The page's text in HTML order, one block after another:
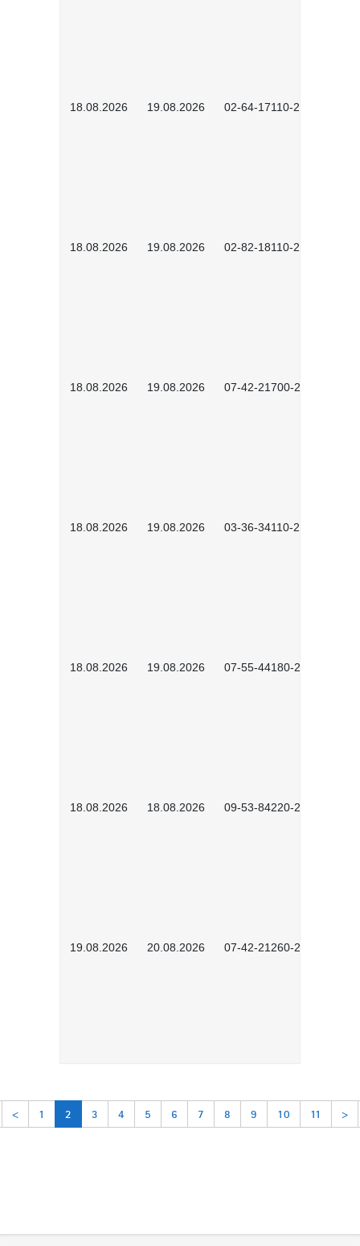
18.08.2026 19.08.2026 02-64-17110-2504
18.08.2026 19.08.2026 02-82-18110-2503
18.08.2026 19.08.2026 07-42-21700-2601
18.08.2026 19.08.2026 03-36-34110-2601
18.08.2026 19.08.2026 07-55-44180-2601
18.08.2026 18.08.2026 09-53-84220-2602
19.08.2026 20.08.2026 07-42-21260-2601
< 1 2 3 4 5 6 7 8 9 10 11 >